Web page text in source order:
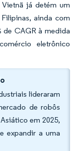
já detém um
ainda com
de CAGR à medida
eletrônico
lideraram
de robôs
em 2025,
expandir a uma